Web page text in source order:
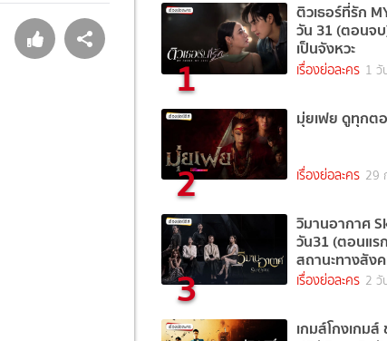
1
ติวเธอร์ที่รัก
วัน 31 (ตอนจ
เป็นจังหวะ
เรื่องย่อละคร 1 วั
2
มุ่ยเฟย ดูทุกต
เรื่องย่อละคร 29
3
วิมานอากาศ
วัน31 (ตอนแร
สถานะทางสัง
เรื่องย่อละคร 2 วั
เกมส์โกงเกม